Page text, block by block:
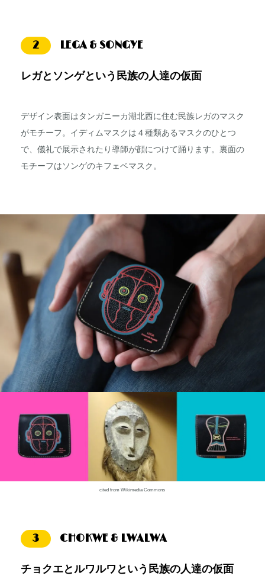
2 LEGA & SONGYE
レガとソンゲという民族の人達の仮面
デザイン表面はタンガニーカ湖北西に住む民族レガのマスク
がモチーフ。イディムマスクは４種類あるマスクのひとつ
で、儀礼で展示されたり導師が顔につけて踊ります。裏面の
モチーフはソンゲのキフェベマスク。
cited from Wikimedia Commons
3 CHOKWE & LWALWA
チョクエとルワルワという民族の人達の仮面